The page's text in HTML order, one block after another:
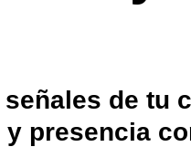
de tu
presencia